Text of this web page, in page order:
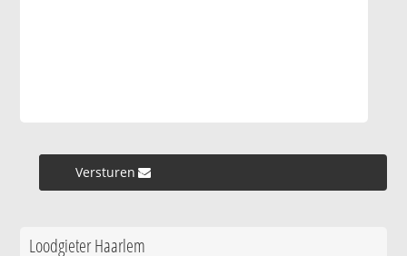
Versturen »
Loodgieter Haarlem